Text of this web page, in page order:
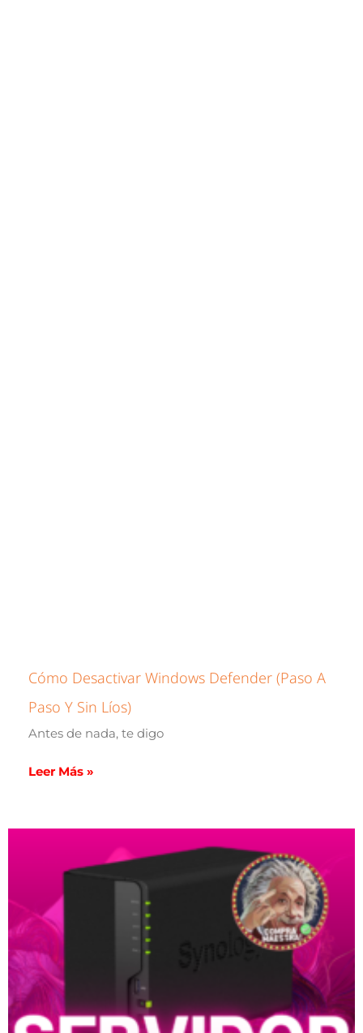
Cómo Desactivar Windows Defender (paso A
Paso Y Sin Líos)
Antes de nada, te digo
Leer Más »